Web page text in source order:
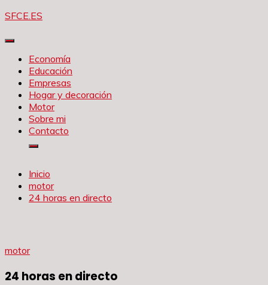
Saltar
contenido
SFCE.ES
Economía
Educación
Empresas
Hogar y decoración
Motor
Sobre mi
Contacto
Inicio
motor
24 horas en directo
motor
24 horas en directo